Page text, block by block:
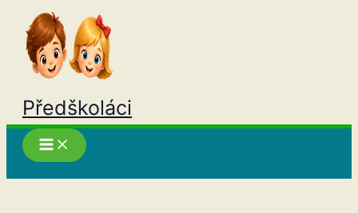
Přeskočit
obsah
Předškoláci